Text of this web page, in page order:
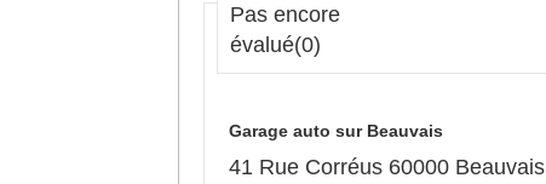
Pas encore
évalué(0)
Garage auto sur Beauvais
41 Rue Corréus 60000 Beauvais